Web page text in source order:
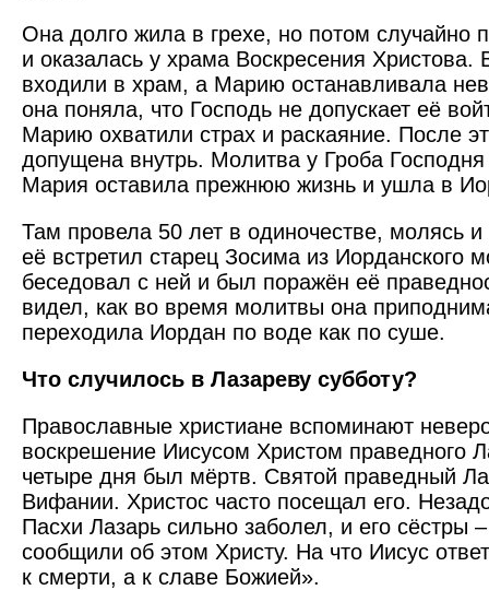
Она долго жила в грехе, но потом случайно
и оказалась у храма Воскресения
входили в храм, а Марию останавливала
она поняла, что Господь не допускает её
Марию охватили страх и раскаяние. После
допущена внутрь. Молитва у Гроба
Мария оставила прежнюю жизнь и ушла в
Там провела 50 лет в одиночестве, молясь и
её встретил старец Зосима из Иорданского
беседовал с ней и был поражён её
видел, как во время молитвы она
переходила Иордан по воде как по суше.
Что случилось в Лазареву субботу?
Православные христиане вспоминают
воскрешение Иисусом Христом праведного
четыре дня был мёртв. Святой праведный
Вифании. Христос часто посещал его.
Пасхи Лазарь сильно заболел, и его
сообщили об этом Христу. На что Иисус
к смерти, а к славе Божией».